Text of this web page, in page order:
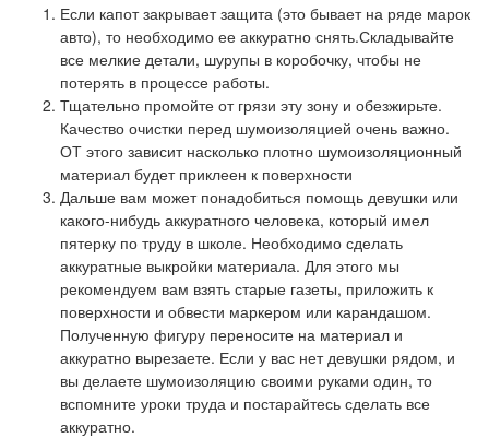
Если капот закрывает защита (это бывает на ряде марок
авто), то необходимо ее аккуратно снять.Складывайте
все мелкие детали, шурупы в коробочку, чтобы не
потерять в процессе работы.
Тщательно промойте от грязи эту зону и обезжирьте.
Качество очистки перед шумоизоляцией очень важно.
ОТ этого зависит насколько плотно шумоизоляционный
материал будет приклеен к поверхности
Дальше вам может понадобиться помощь девушки или
какого-нибудь аккуратного человека, который имел
пятерку по труду в школе. Необходимо сделать
аккуратные выкройки материала. Для этого мы
рекомендуем вам взять старые газеты, приложить к
поверхности и обвести маркером или карандашом.
Полученную фигуру переносите на материал и
аккуратно вырезаете. Если у вас нет девушки рядом, и
вы делаете шумоизоляцию своими руками один, то
вспомните уроки труда и постарайтесь сделать все
аккуратно.